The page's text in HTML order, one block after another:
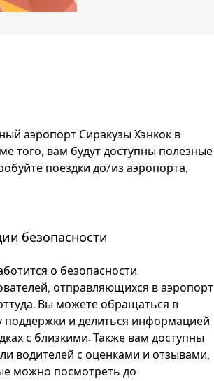
аэропорт Сиракузы Хэнкок в
того, вам будут доступны полезные
поездки до/из аэропорта,
безопасности
о безопасности
отправляющихся в аэропорт
Вы можете обращаться в
поддержки и делиться информацией
с близкими. Также вам доступны
водителей с оценками и отзывами,
можно посмотреть до